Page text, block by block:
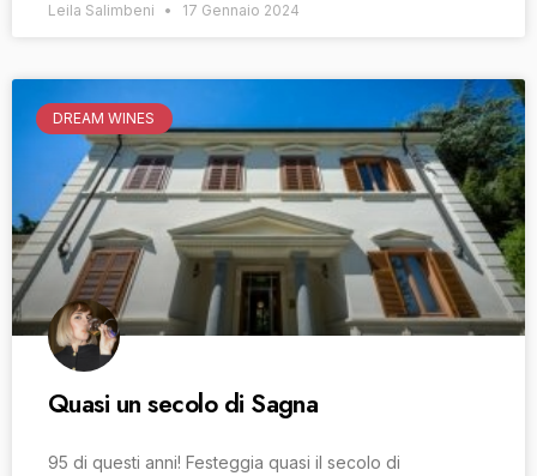
Leila Salimbeni 17 Gennaio 2024
DREAM WINES
Quasi un secolo di Sagna
95 di questi anni! Festeggia quasi il secolo di